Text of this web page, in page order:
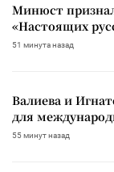
Минюст
«Настоящих
51 минута назад
Валиева и
для
55 минут назад